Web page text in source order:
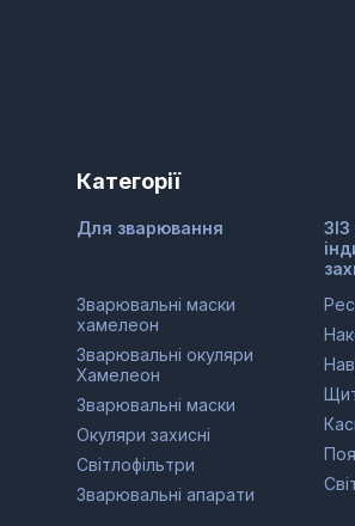
Категорії
Для зварювання
Зварювальні маски
хамелеон
Зварювальні окуляри
Хамелеон
Зварювальні маски
Окуляри захисні
Світлофільтри
Зварювальні апарати